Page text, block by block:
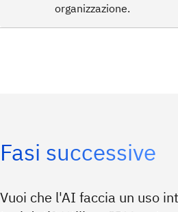
organizzazione.
Fasi successive
Vuoi che l'AI faccia un uso